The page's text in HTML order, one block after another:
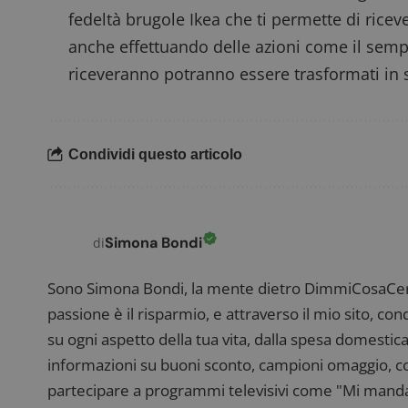
fedeltà brugole Ikea che ti permette di
anche effettuando delle azioni come il
riceveranno potranno essere trasformati
Condividi questo articolo
diSimona Bondi
Sono Simona Bondi, la mente dietro
passione è il risparmio, e attraverso il mio sito,
su ogni aspetto della tua vita, dalla spesa
informazioni su buoni sconto, campioni omaggio,
partecipare a programmi televisivi come "Mi
_pk_id.1.938b
_pk_ses.1.938b
Nome
test_cookie